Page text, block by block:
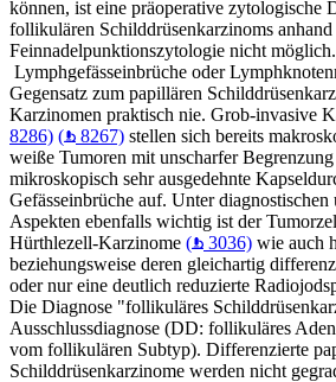
können, ist eine präoperative zytologische
follikulären Schilddrüsenkarzinoms anhand
Feinnadelpunktionszytologie nicht möglich.
Lymphgefässeinbrüche oder
Gegensatz zum papillären
Karzinomen praktisch nie. Grob-invasive
8286) ( 8267) stellen sich bereits
weiße Tumoren mit unscharfer
mikroskopisch sehr ausgedehnte
Gefässeinbrüche auf. Unter diagnostischen
Aspekten ebenfalls wichtig ist der
Hürthlezell-Karzinome ( 3036) wie auch
beziehungsweise deren gleichartig
oder nur eine deutlich reduzierte
Die Diagnose "follikuläres
Ausschlussdiagnose (DD: follikuläres
vom follikulären Subtyp). Differenzierte
Schilddrüsenkarzinome werden nicht